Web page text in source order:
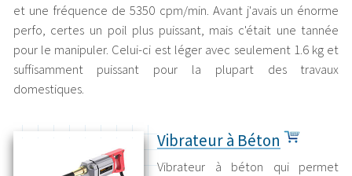
et une fréquence de 5350 cpm/min. Avant j'avais un énorme
perfo, certes un poil plus puissant, mais c'était une tannée
pour le manipuler. Celui-ci est léger avec seulement 1.6 kg et
suffisamment puissant pour la plupart des travaux
domestiques.
Vibrateur à Béton
Vibrateur à béton qui permet